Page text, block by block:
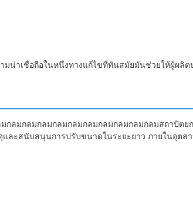
น่าเชื่อถือในหนึ่งทางแก้ไขที่ทันสมัยมันช่วยให้ผู้ผลิ
ลมกลมกลมกลมกลมกลมกลมกลมกลมกลมสถาปัต
ละสนับสนุนการปรับขนาดในระยะยาว ภายในอุตส